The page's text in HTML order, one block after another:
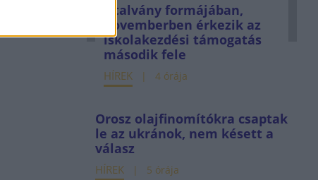
Utalvány formájában,
novemberben érkezik az
iskolakezdési támogatás
második fele
HÍREK 4 órája
Orosz olajfinomítókra csaptak
le az ukránok, nem késett a
válasz
HÍREK 5 órája